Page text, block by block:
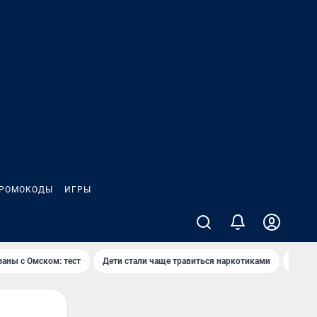
ИГРЫ
с Омском: тест Дети стали чаще травиться наркотиками